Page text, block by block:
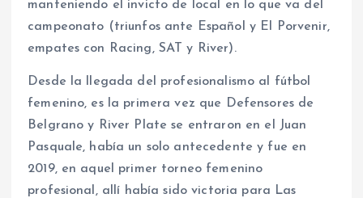
manteniendo el invicto de local en lo que va del
campeonato (triunfos ante Español y El Porvenir,
empates con Racing, SAT y River).
Desde la llegada del profesionalismo al fútbol
femenino, es la primera vez que Defensores de
Belgrano y River Plate se entraron en el Juan
Pasquale, había un solo antecedente y fue en
2019, en aquel primer torneo femenino
profesional, allí había sido victoria para Las